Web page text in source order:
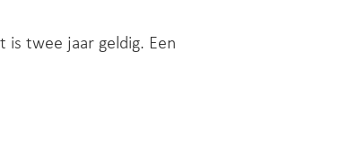
is twee jaar geldig. Een